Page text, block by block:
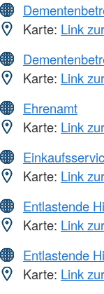
Karte: Link
Karte: Link
Ehrenamt
Karte: Link
Karte: Link
Entlastende
Karte: Link
Entlastende
Karte: Link